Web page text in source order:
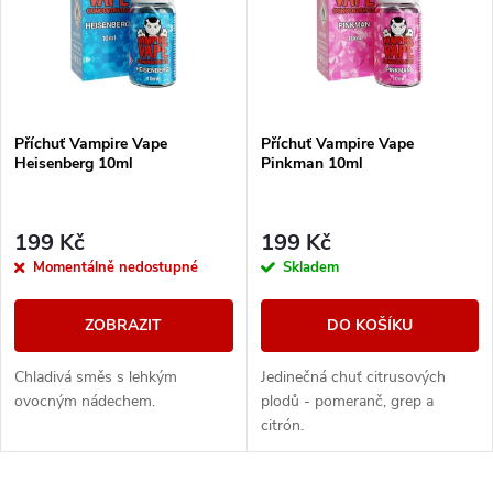
p
r
o
u
k
Abecedně
s
p
r
o
d
u
k
Příchuť Vampire Vape
Heisenberg 10ml
199 Kč
Momentálně nedostupné
ZOBRAZIT
Chladivá směs s lehkým
ovocným nádechem.
Příchuť Vampire Vape
Pinkman 10ml
199 Kč
Skladem
DO KOŠÍKU
Jedinečná chuť citrusových
plodů - pomeranč, grep a
citrón.